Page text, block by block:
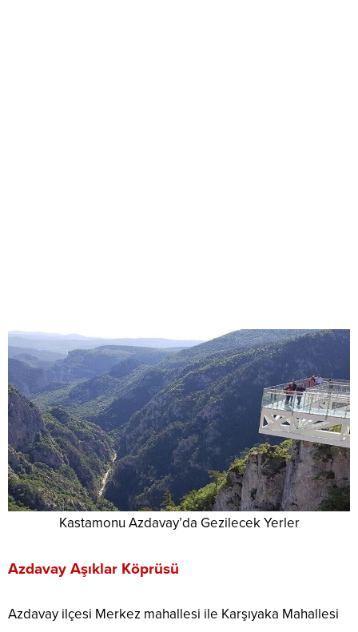
Kastamonu Azdavay’da Gezilecek Yerler
Azdavay Aşıklar Köprüsü
Azdavay ilçesi Merkez mahallesi ile Karşıyaka Mahallesi